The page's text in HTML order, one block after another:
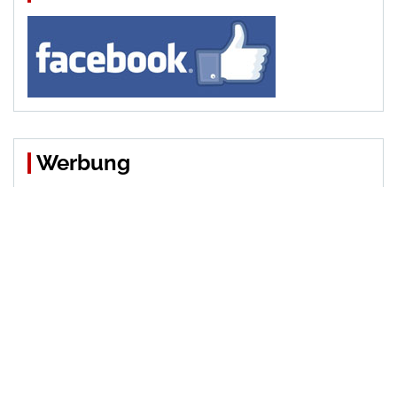
Werbung